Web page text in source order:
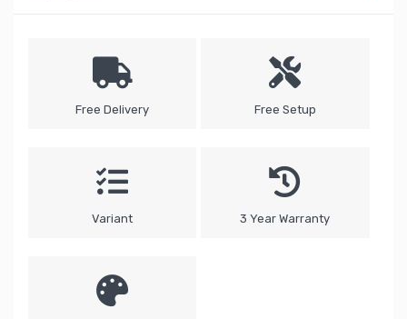
Free Delivery Free Setup
Variant 3 Year Warranty